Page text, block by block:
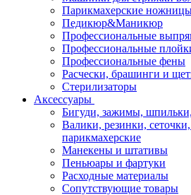
Парикмахерские
Педикюр&Маникюр
Профессиональные
Профессиональные
Профессиональные фены
Расчески, брашинги и
Стерилизаторы
Аксессуары
Бигуди, зажимы,
Валики, резинки,
парикмахерские
Манекены и штативы
Пеньюары и фартуки
Расходные материалы
Сопутствующие товары